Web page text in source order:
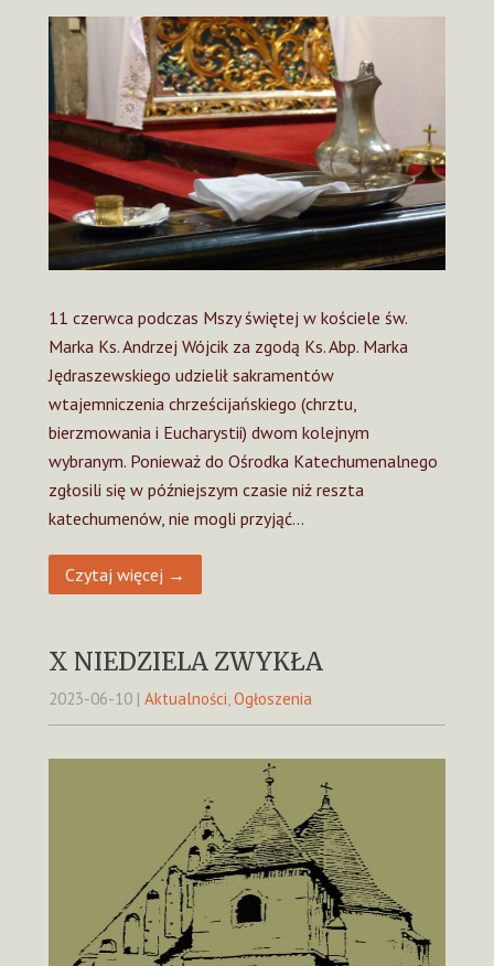
11 czerwca podczas Mszy świętej w kościele św.
Marka Ks. Andrzej Wójcik za zgodą Ks. Abp. Marka
Jędraszewskiego udzielił sakramentów
wtajemniczenia chrześcijańskiego (chrztu,
bierzmowania i Eucharystii) dwom kolejnym
wybranym. Ponieważ do Ośrodka Katechumenalnego
zgłosili się w późniejszym czasie niż reszta
katechumenów, nie mogli przyjąć…
Czytaj więcej →
X NIEDZIELA ZWYKŁA
2023-06-10 | Aktualności Ogłoszenia